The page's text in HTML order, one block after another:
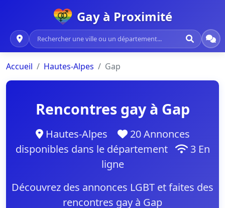
Gay à Proximité
Accueil Hautes-Alpes Gap
Rencontres gay à Gap
Hautes-Alpes
20 Annonces
disponibles dans le département
3 En
ligne
Découvrez des annonces LGBT et faites des
rencontres gay à Gap